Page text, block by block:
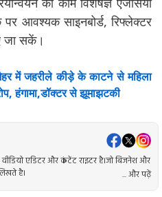
आवश्यक साइनबोर्ड, रिफ्लेक्टर
जा सकें।
में जहरीले कीड़े के काटने से महिला
हंगामा,डॉक्टर से झूमाझटकी
वीडियो एडिटर और कंटेंट राइटर है।जो बिजनेश और
है।
... और पढ़ें